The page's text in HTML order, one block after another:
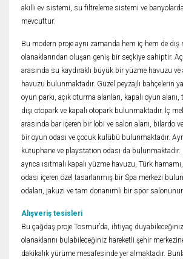
akıllı ev sistemi, su filtreleme sistemi ve
mevcuttur.
Bu modern proje aynı zamanda hem iç hem de dış
olanaklarından oluşan geniş bir seçkiye sahiptir.
arasında su kaydıraklı büyük bir yüzme havuzu
havuzu bulunmaktadır. Güzel peyzajlı bahçelerin
oyun parkı, açık oturma alanları, kapalı oyun
dışı otopark ve kapalı otopark bulunmaktadır. İç
arasında bar içeren bir lobi ve salon alanı, bilardo
bir oyun odası ve çocuk kulübü bulunmaktadır.
kütüphane ve playstation odası da
ayrıca ısıtmalı kapalı yüzme havuzu, Türk
odası içeren özel tasarlanmış bir Spa merkezi
odaları, jakuzi ve tam donanımlı bir spor
Alışveriş tesisleri
Bu çağdaş proje Tosmur’da, ihtiyaç
olanaklarını bulabileceğiniz hareketli şehir
dakikalık yürüme mesafesinde yer almaktadır.